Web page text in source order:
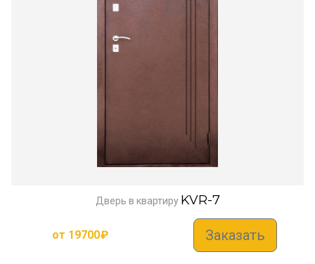
Дверь в квартиру KVR-7
от 19700₽ Заказать